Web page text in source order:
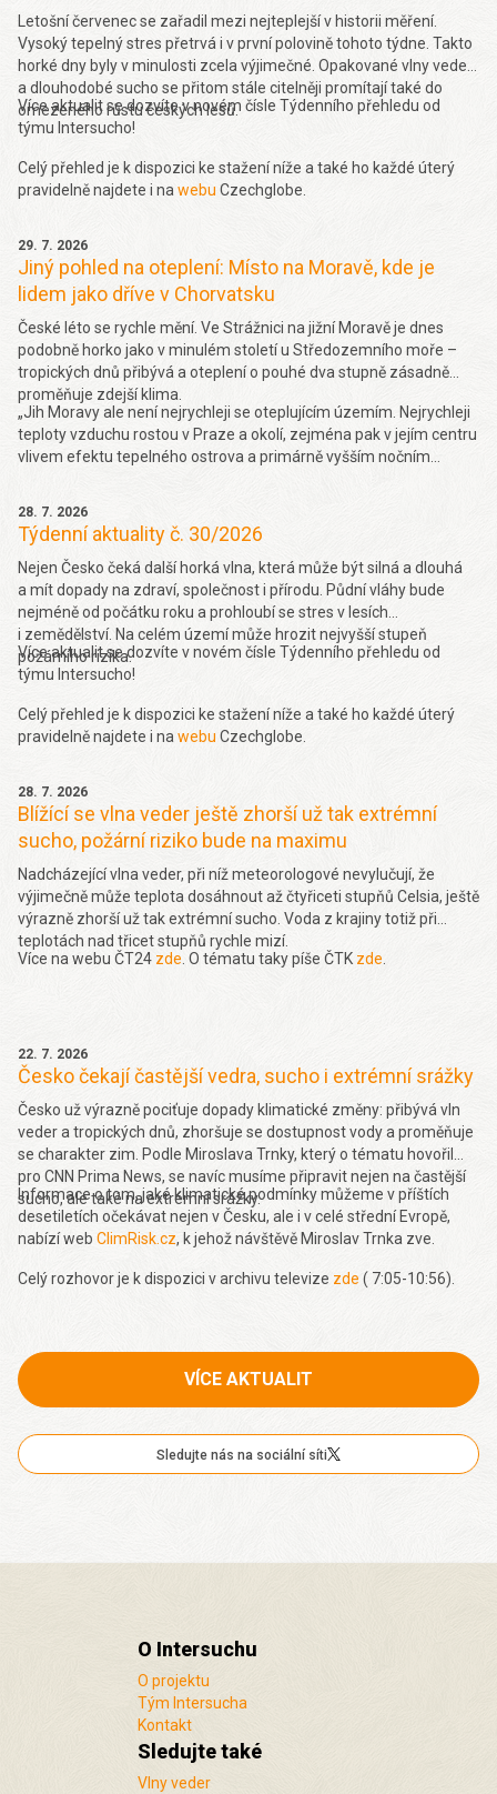
Letošní červenec se zařadil mezi nejteplejší v historii měření.
Vysoký tepelný stres přetrvá i v první polovině tohoto týdne. Takto
horké dny byly v minulosti zcela výjimečné. Opakované vlny veder
a dlouhodobé sucho se přitom stále citelněji promítají také do
omezeného růstu českých lesů.
Více aktualit se dozvíte v novém čísle Týdenního přehledu od
týmu Intersucho!
Celý přehled je k dispozici ke stažení níže a také ho každé úterý
pravidelně najdete i na webu Czechglobe.
29. 7. 2026
Jiný pohled na oteplení: Místo na Moravě, kde je
lidem jako dříve v Chorvatsku
České léto se rychle mění. Ve Strážnici na jižní Moravě je dnes
podobně horko jako v minulém století u Středozemního moře –
tropických dnů přibývá a oteplení o pouhé dva stupně zásadně
proměňuje zdejší klima.
„Jih Moravy ale není nejrychleji se oteplujícím územím. Nejrychleji
teploty vzduchu rostou v Praze a okolí, zejména pak v jejím centru
vlivem efektu tepelného ostrova a primárně vyšším nočním
období 1961-2019), a naopak nad 900 metrů je trend růstu nižší
(0,27 °C za 10 let v období 1961-2019),“ řekl k tomu Seznam
Zprávám Pavel Zahradníček. Více se dočtetezde.
28. 7. 2026
Týdenní aktuality č. 30/2026
Nejen Česko čeká další horká vlna, která může být silná a dlouhá
a mít dopady na zdraví, společnost i přírodu. Půdní vláhy bude
nejméně od počátku roku a prohloubí se stres v lesích
i zemědělství. Na celém území může hrozit nejvyšší stupeň
požárního rizika.
Více aktualit se dozvíte v novém čísle Týdenního přehledu od
týmu Intersucho!
Celý přehled je k dispozici ke stažení níže a také ho každé úterý
pravidelně najdete i na webu Czechglobe.
28. 7. 2026
Blížící se vlna veder ještě zhorší už tak extrémní
sucho, požární riziko bude na maximu
Nadcházející vlna veder, při níž meteorologové nevylučují, že
výjimečně může teplota dosáhnout až čtyřiceti stupňů Celsia, ještě
výrazně zhorší už tak extrémní sucho. Voda z krajiny totiž při
teplotách nad třicet stupňů rychle mizí.
Více na webu ČT24 zde . O tématu taky píše ČTK zde
22. 7. 2026
Česko čekají častější vedra, sucho i extrémní srážky
Česko už výrazně pociťuje dopady klimatické změny: přibývá vln
veder a tropických dnů, zhoršuje se dostupnost vody a proměňuje
se charakter zim. Podle Miroslava Trnky, který o tématu hovořil
pro CNN Prima News, se navíc musíme připravit nejen na častější
sucho, ale také na extrémní srážky.
Informace o tom, jaké klimatické podmínky můžeme v příštích
desetiletích očekávat nejen v Česku, ale i v celé střední Evropě,
nabízí web ClimRisk.cz, k jehož návštěvě Miroslav Trnka zve.
Celý rozhovor je k dispozici v archivu televize zde ( 7:05-10:56).
VÍCE AKTUALIT
Sledujte nás na sociální síti
O Intersuchu
O projektu
Tým Intersucha
Kontakt
Sledujte také
Vlny veder